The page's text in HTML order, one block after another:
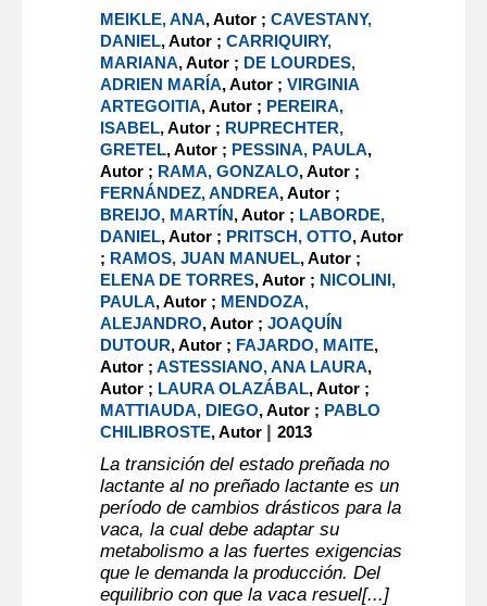
MEIKLE, ANA, Autor ;CAVESTANY,
DANIEL, Autor ;CARRIQUIRY,
MARIANA, Autor ; DE LOURDES,
ADRIEN MARÍA, Autor ;VIRGINIA
ARTEGOITIA, Autor ; PEREIRA,
ISABEL, Autor ; RUPRECHTER,
GRETEL, Autor ; PESSINA, PAULA,
Autor ; RAMA, GONZALO, Autor ;
FERNÁNDEZ, ANDREA, Autor ;
BREIJO, MARTÍN, Autor ; LABORDE,
DANIEL, Autor ; PRITSCH, OTTO, Autor
; RAMOS, JUAN MANUEL, Autor ;
ELENA DE TORRES, Autor ; NICOLINI,
PAULA, Autor ; MENDOZA,
ALEJANDRO, Autor ;JOAQUÍN
DUTOUR, Autor ; FAJARDO, MAITE,
Autor ;ASTESSIANO, ANA LAURA,
Autor ; LAURA OLAZÁBAL, Autor ;
MATTIAUDA, DIEGO, Autor ; PABLO
CHILIBROSTE, Autor |2013
La transición del estado preñada no
lactante al no preñado lactante es un
período de cambios drásticos para la
vaca, la cual debe adaptar su
metabolismo a las fuertes exigencias
que le demanda la producción. Del
equilibrio con que la vaca resuel[...]